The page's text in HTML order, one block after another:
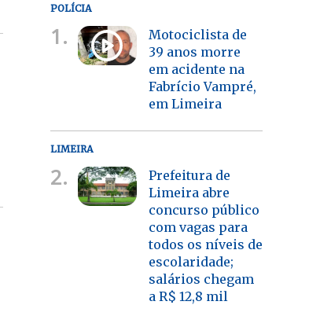
POLÍCIA
1.
Motociclista de
39 anos morre
em acidente na
Fabrício Vampré,
em Limeira
LIMEIRA
2.
Prefeitura de
Limeira abre
concurso público
com vagas para
todos os níveis de
escolaridade;
salários chegam
a R$ 12,8 mil